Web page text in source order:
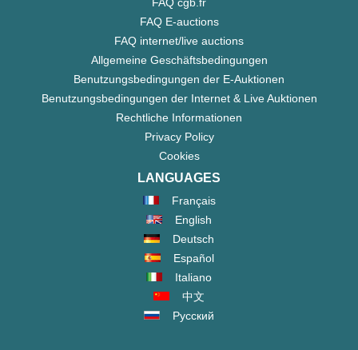
FAQ E-auctions
FAQ internet/live auctions
Allgemeine Geschäftsbedingungen
Benutzungsbedingungen der E-Auktionen
Benutzungsbedingungen der Internet & Live Auktionen
Rechtliche Informationen
Privacy Policy
Cookies
LANGUAGES
Français
English
Deutsch
Español
Italiano
中文
Русский